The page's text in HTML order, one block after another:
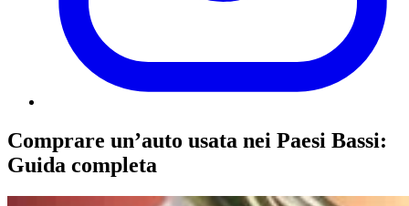
Comprare un’auto usata nei Paesi Bassi:
Guida completa